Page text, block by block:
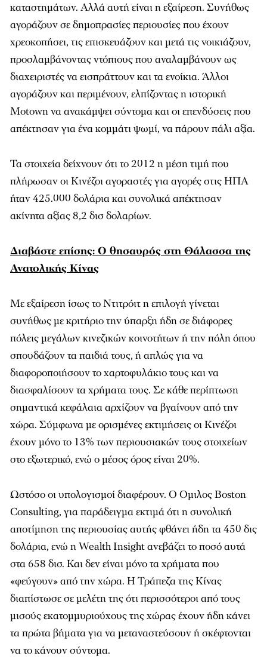
καταστημάτων. Αλλά αυτή είναι η εξαίρεση. Συνήθως
αγοράζουν σε δημοπρασίες περιουσίες που έχουν
χρεοκοπήσει, τις επισκευάζουν και μετά τις νοικιάζουν,
προσλαμβάνοντας ντόπιους που αναλαμβάνουν ως
διαχειριστές να εισπράττουν και τα ενοίκια. Άλλοι
αγοράζουν και περιμένουν, ελπίζοντας η ιστορική
Motown να ανακάμψει σύντομα και οι επενδύσεις που
απέκτησαν για ένα κομμάτι ψωμί, να πάρουν πάλι αξία.
Τα στοιχεία δείχνουν ότι το 2012 η μέση τιμή που
πλήρωσαν οι Κινέζοι αγοραστές για αγορές στις ΗΠΑ
ήταν 425.000 δολάρια και συνολικά απέκτησαν
ακίνητα αξίας 8,2 δισ δολαρίων.
Διαβάστε επίσης: Ο θησαυρός στη Θάλασσα της
Ανατολικής Κίνας
Με εξαίρεση ίσως το Ντιτρόιτ η επιλογή γίνεται
συνήθως με κριτήριο την ύπαρξη ήδη σε διάφορες
πόλεις μεγάλων κινεζικών κοινοτήτων ή την πόλη όπου
σπουδάζουν τα παιδιά τους, ή απλώς για να
διαφοροποιήσουν το χαρτοφυλάκιο τους και να
διασφαλίσουν τα χρήματα τους. Σε κάθε περίπτωση
σημαντικά κεφάλαια αρχίζουν να βγαίνουν από την
χώρα. Σύμφωνα με ορισμένες εκτιμήσεις οι Κινέζοι
έχουν μόνο το 13% των περιουσιακών τους στοιχείων
στο εξωτερικό, ενώ ο μέσος όρος είναι 20%.
Ωστόσο οι υπολογισμοί διαφέρουν. O Ομιλος Boston
Consulting, για παράδειγμα εκτιμά ότι η συνολική
αποτίμηση της περιουσίας αυτής φθάνει ήδη τα 450 δις
δολάρια, ενώ η Wealth Insight ανεβάζει το ποσό αυτά
στα 658 δισ. Και δεν είναι μόνο τα χρήματα που
«φεύγουν» από την χώρα. Η Τράπεζα της Κίνας
διαπίστωσε σε μελέτη της ότι περισσότεροι από τους
μισούς εκατομμυριούχους της χώρας έχουν ήδη κάνει
τα πρώτα βήματα για να μεταναστεύσουν ή σκέφτονται
να το κάνουν σύντομα.